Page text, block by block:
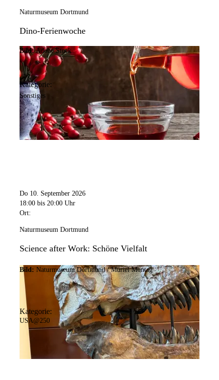
Naturmuseum Dortmund
Dino-Ferienwoche
Bild: Adobe Stock
Kategorie:
Sonstiges
Do 10. September 2026
18:00 bis 20:00 Uhr
Ort:
Naturmuseum Dortmund
Science after Work: Schöne Vielfalt
Bild: Naturmuseum Dortmund / Muriel Montag
Kategorie:
USA@250